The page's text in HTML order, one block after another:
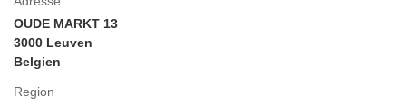
OUDE MARKT 13
3000 Leuven
Belgien
Region